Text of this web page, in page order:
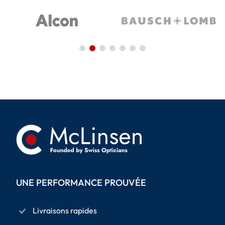
UNE PERFORMANCE PROUVÉE
Livraisons rapides